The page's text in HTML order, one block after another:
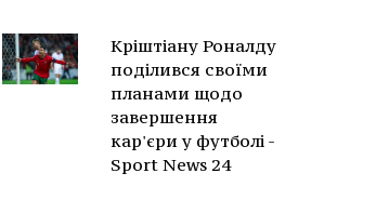
Кріштіану Роналду
поділився своїми
планами щодо
завершення
кар'єри у футболі -
Sport News 24